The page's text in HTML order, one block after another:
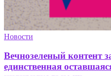
Новости
Вечнозеленый контент
единственная